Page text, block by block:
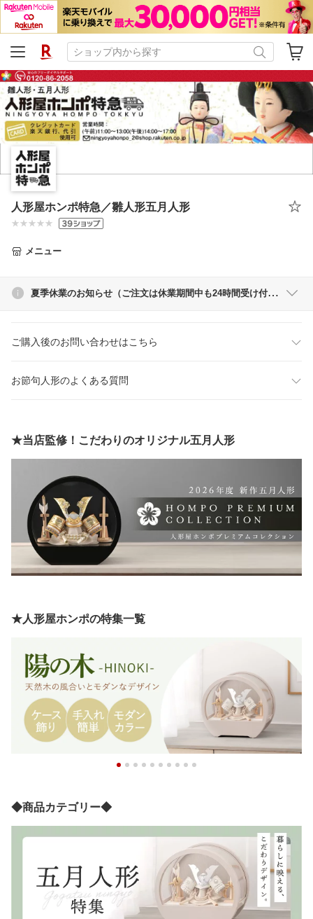
人形屋ホンポ特急／雛人形五月人形
メニュー
夏季休業のお知らせ（ご注文は休業期間中も24時間受け付けています）
ご購入後のお問い合わせはこちら
お節句人形のよくある質問
★当店監修！こだわりのオリジナル五月人形
★人形屋ホンポの特集一覧
◆商品カテゴリー◆